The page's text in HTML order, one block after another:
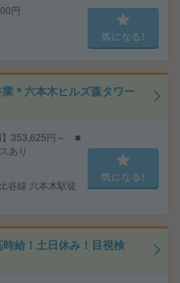
円
気になる!
＊六本木ヒルズ森タワー
】353,625円～ ■
あり
谷線 六本木駅徒
気になる!
給！土日休み！目視検